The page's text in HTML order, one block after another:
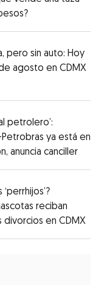
pero sin auto: Hoy
agosto en CDMX
petrolero’:
ya está en
anuncia canciller
reciban
divorcios en CDMX